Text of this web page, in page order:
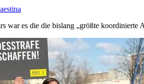
war es die die bislang „größte